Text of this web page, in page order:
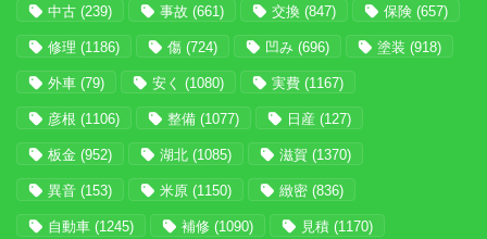
中古 (239) 事故 (661) 交換 (847) 保険 (657)
修理 (1186) 傷 (724) 凹み (696) 塗装 (918)
外車 (79) 安く (1080) 実費 (1167)
彦根 (1106) 整備 (1077) 日産 (127)
板金 (952) 湖北 (1085) 滋賀 (1370)
異音 (153) 米原 (1150) 緻密 (836)
自動車 (1245) 補修 (1090) 見積 (1170)